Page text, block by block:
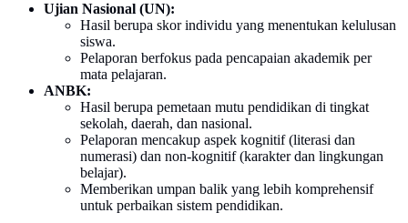
Ujian Nasional (UN):
Hasil berupa skor individu yang menentukan kelulusan
siswa.
Pelaporan berfokus pada pencapaian akademik per
mata pelajaran.
ANBK:
Hasil berupa pemetaan mutu pendidikan di tingkat
sekolah, daerah, dan nasional.
Pelaporan mencakup aspek kognitif (literasi dan
numerasi) dan non-kognitif (karakter dan lingkungan
belajar).
Memberikan umpan balik yang lebih komprehensif
untuk perbaikan sistem pendidikan.